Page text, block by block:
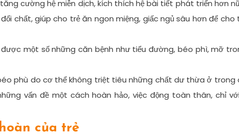
cường hệ miễn dịch, kích thích hệ bài tiết phát triển hơn
chất, giúp cho trẻ ăn ngon miệng, giấc ngủ sâu hơn để cho
một số những căn bệnh như tiểu đường, béo phì, mỡ
phù do cơ thể không triệt tiêu những chất dư thừa ở trong
vấn đề một cách hoàn hảo, việc động toàn thân, chỉ
của trẻ